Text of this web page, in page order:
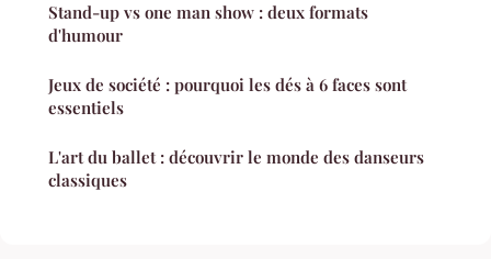
Stand-up vs one man show : deux formats
d'humour
Jeux de société : pourquoi les dés à 6 faces sont
essentiels
L'art du ballet : découvrir le monde des danseurs
classiques